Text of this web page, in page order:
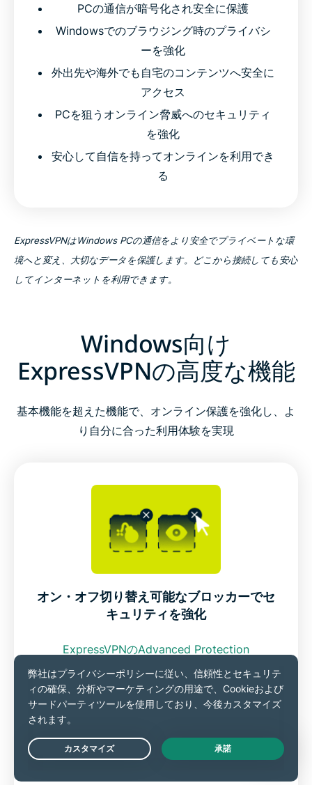
PCの通信が暗号化され安全に保護
Windowsでのブラウジング時のプライバシ
ーを強化
外出先や海外でも自宅のコンテンツへ安全に
アクセス
PCを狙うオンライン脅威へのセキュリティ
を強化
安心して自信を持ってオンラインを利用でき
る
ExpressVPNはWindows PCの通信をより安全でプライベートな環
境へと変え、大切なデータを保護します。どこから接続しても安心
してインターネットを利用できます。
Windows向け
ExpressVPNの高度な機能
基本機能を超えた機能で、オンライン保護を強化し、よ
り自分に合った利用体験を実現
オン・オフ切り替え可能なブロッカーでセ
キュリティを強化
ExpressVPNのAdvanced Protection
機能では、広告、悪意のあるサイト、トラッカ
ー、成人向けコンテンツをブロックできます。
Amazonで買い物中に表示される煩わしいポッ
Live Chat